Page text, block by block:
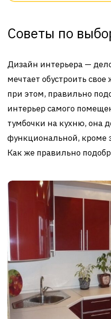
Советы по
Дизайн интерьера —
мечтает обустроить
при этом, правильно
интерьер самого
тумбочки на кухню, она
функциональной, кроме
Как же правильно